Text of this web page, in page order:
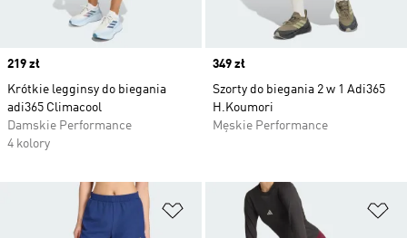
Price
219 zł
Krótkie legginsy do biegania
adi365 Climacool
Damskie Performance
4 kolory
Price
349 zł
Szorty do biegania 2 w 1 Adi365
H.Koumori
Męskie Performance
Dodaj do listy życzeń